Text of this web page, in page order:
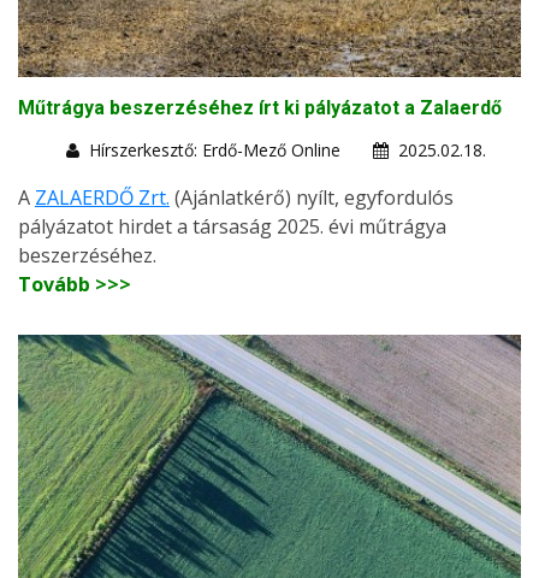
Műtrágya beszerzéséhez írt ki pályázatot a Zalaerdő
Hírszerkesztő: Erdő-Mező Online
2025.02.18.
A ZALAERDŐ Zrt. (Ajánlatkérő) nyílt, egyfordulós
pályázatot hirdet a társaság 2025. évi műtrágya
beszerzéséhez.
Tovább >>>